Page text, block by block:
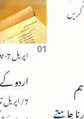
چاہتے
اردو
7/